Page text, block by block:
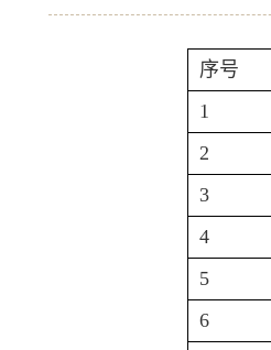
序号
1
2
3
4
5
6